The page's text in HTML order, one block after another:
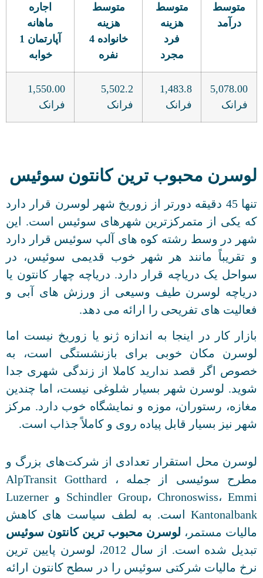
متوسط
درآمد
متوسط
هزینه
فرد
مجرد
متوسط
هزینه
خانواده 4
نفره
اجاره
ماهانه
آپارتمان 1
خوابه
5,078.00
فرانک
1,483.8
فرانک
5,502.2
فرانک
1,550.00
فرانک
لوسرن محبوب ترین کانتون سوئیس
تنها 45 دقیقه دورتر از زوریخ شهر لوسرن قرار دارد
که یکی از متمرکزترین شهرهای سوئیس است. این
شهر در وسط رشته کوه های آلپ سوئیس قرار دارد
و تقریباً مانند هر شهر خوب قدیمی سوئیس، در
سواحل یک دریاچه قرار دارد. دریاچه چهار کانتون یا
دریاچه لوسرن طیف وسیعی از ورزش های آبی و
فعالیت های تفریحی را ارائه می دهد.
بازار کار در اینجا به اندازه ژنو یا زوریخ نیست اما
لوسرن مکان خوبی برای بازنشستگی است، به
خصوص اگر قصد ندارید کاملا از زندگی شهری جدا
شوید. لوسرن شهر بسیار شلوغی نیست، اما چندین
مغازه، رستوران، موزه و نمایشگاه خوب دارد. مرکز
شهر نیز بسیار قابل پیاده روی و کاملاً جذاب است.
لوسرن محل استقرار تعدادی از شرکت‌های بزرگ و
مطرح سوئیسی از جمله AlpTransit Gotthard ،
Schindler Group، Chronoswiss، Emmi و Luzerner
Kantonalbank است. به لطف سیاست های کاهش
مالیات مستمر، لوسرن محبوب ترین کانتون سوئیس
تبدیل شده است. از سال 2012، لوسرن پایین ترین
نرخ مالیات شرکتی سوئیس را در سطح کانتون ارائه